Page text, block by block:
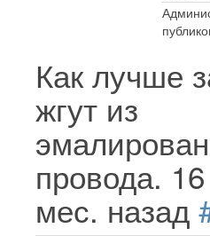
Как лучше
жгут из
провода.
мес. назад